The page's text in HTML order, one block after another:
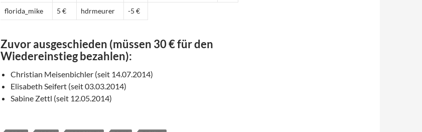
florida_mike 5 € hdrmeurer -5 €
Zuvor ausgeschieden (müssen 30 € für den
Wiedereinstieg bezahlen):
Christian Meisenbichler (seit 14.07.2014)
Elisabeth Seifert (seit 03.03.2014)
Sabine Zettl (seit 12.05.2014)